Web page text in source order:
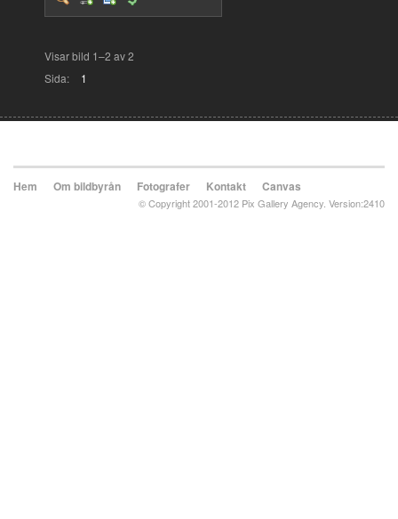
Visar bild 1–2 av 2
Sida:
1
Hem Om bildbyrån Fotografer Kontakt Canvas
© Copyright 2001-2012 Pix Gallery Agency. Version:2410